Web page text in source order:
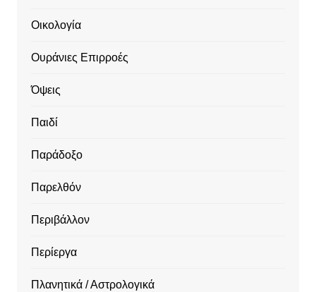
Οικολογία
Ουράνιες Επιρροές
Όψεις
Παιδί
Παράδοξο
Παρελθόν
Περιβάλλον
Περίεργα
Πλανητικά / Αστρολογικά